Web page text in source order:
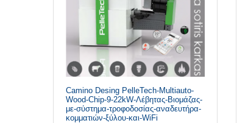
Camino Desing PelleTech-Multiauto-
Wood-Chip-9-22kW-Λέβητας-Βιομάζας-
με-σύστημα-τροφοδοσίας-αναδευτήρα-
κομματιών-ξύλου-και-WiFi